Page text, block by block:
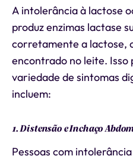
A intolerância à lactose
produz enzimas lactase
corretamente a lactose,
encontrado no leite. Isso
variedade de sintomas
incluem:
1. Distensão e Inchaço
Pessoas com